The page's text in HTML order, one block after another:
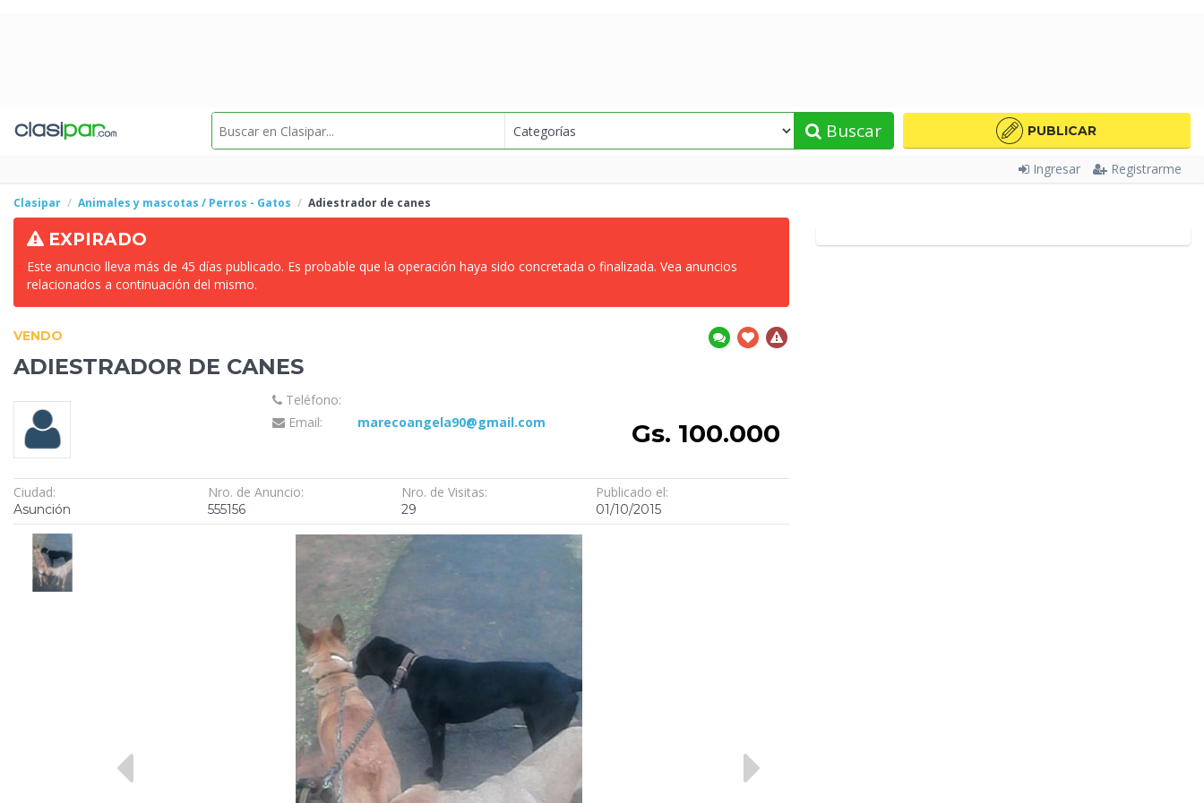
Buscar PUBLICAR
Ingresar Registrarme
Clasipar Animales y mascotas / Perros - Gatos Adiestrador de canes
EXPIRADO
Este anuncio lleva más de 45 días publicado. Es probable que la operación haya sido concretada o finalizada. Vea anuncios
relacionados a continuación del mismo.
VENDO
ADIESTRADOR DE CANES
Teléfono:
Email:
marecoangela90@gmail.com Gs. 100.000
Ciudad:
Asunción
Nro. de Anuncio:
555156
Nro. de Visitas:
29
Publicado el:
01/10/2015